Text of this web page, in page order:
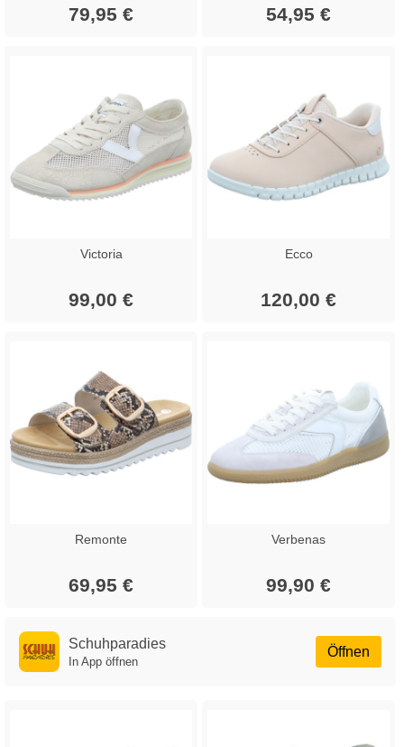
79,95 € 54,95 €
Victoria
99,00 €
Ecco
120,00 €
Remonte
69,95 €
Verbenas
99,90 €
Öffnen
Schuhparadies
In App öffnen